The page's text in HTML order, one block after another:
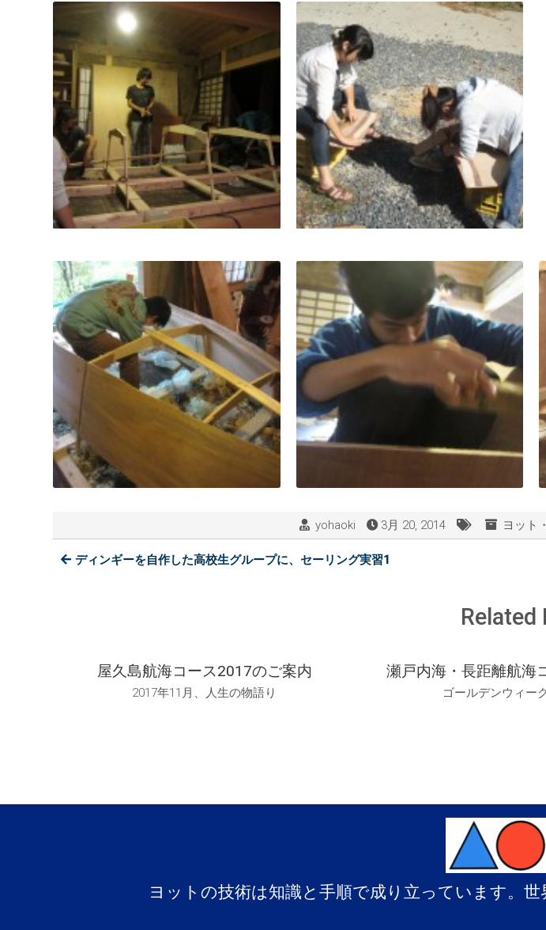
yohaoki 3月 20, 2014 ヨット
ディンギーを自作した高校生グループに、セーリング実習1
Related
屋久島航海コース2017のご案内
2017年11月、人生の物語り
瀬戸内海・長距離航海
ゴールデンウィー
ヨットの技術は知識と手順で成り立っています。